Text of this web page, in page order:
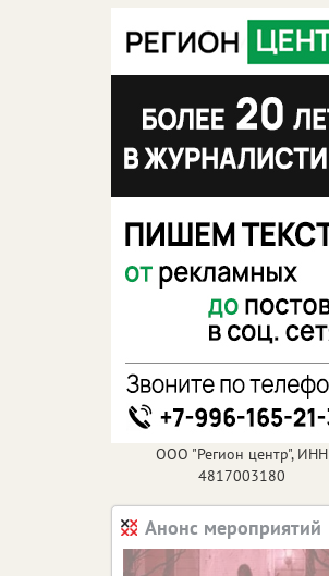
ООО "Регион центр", ИНН
4817003180
Анонс мероприятий